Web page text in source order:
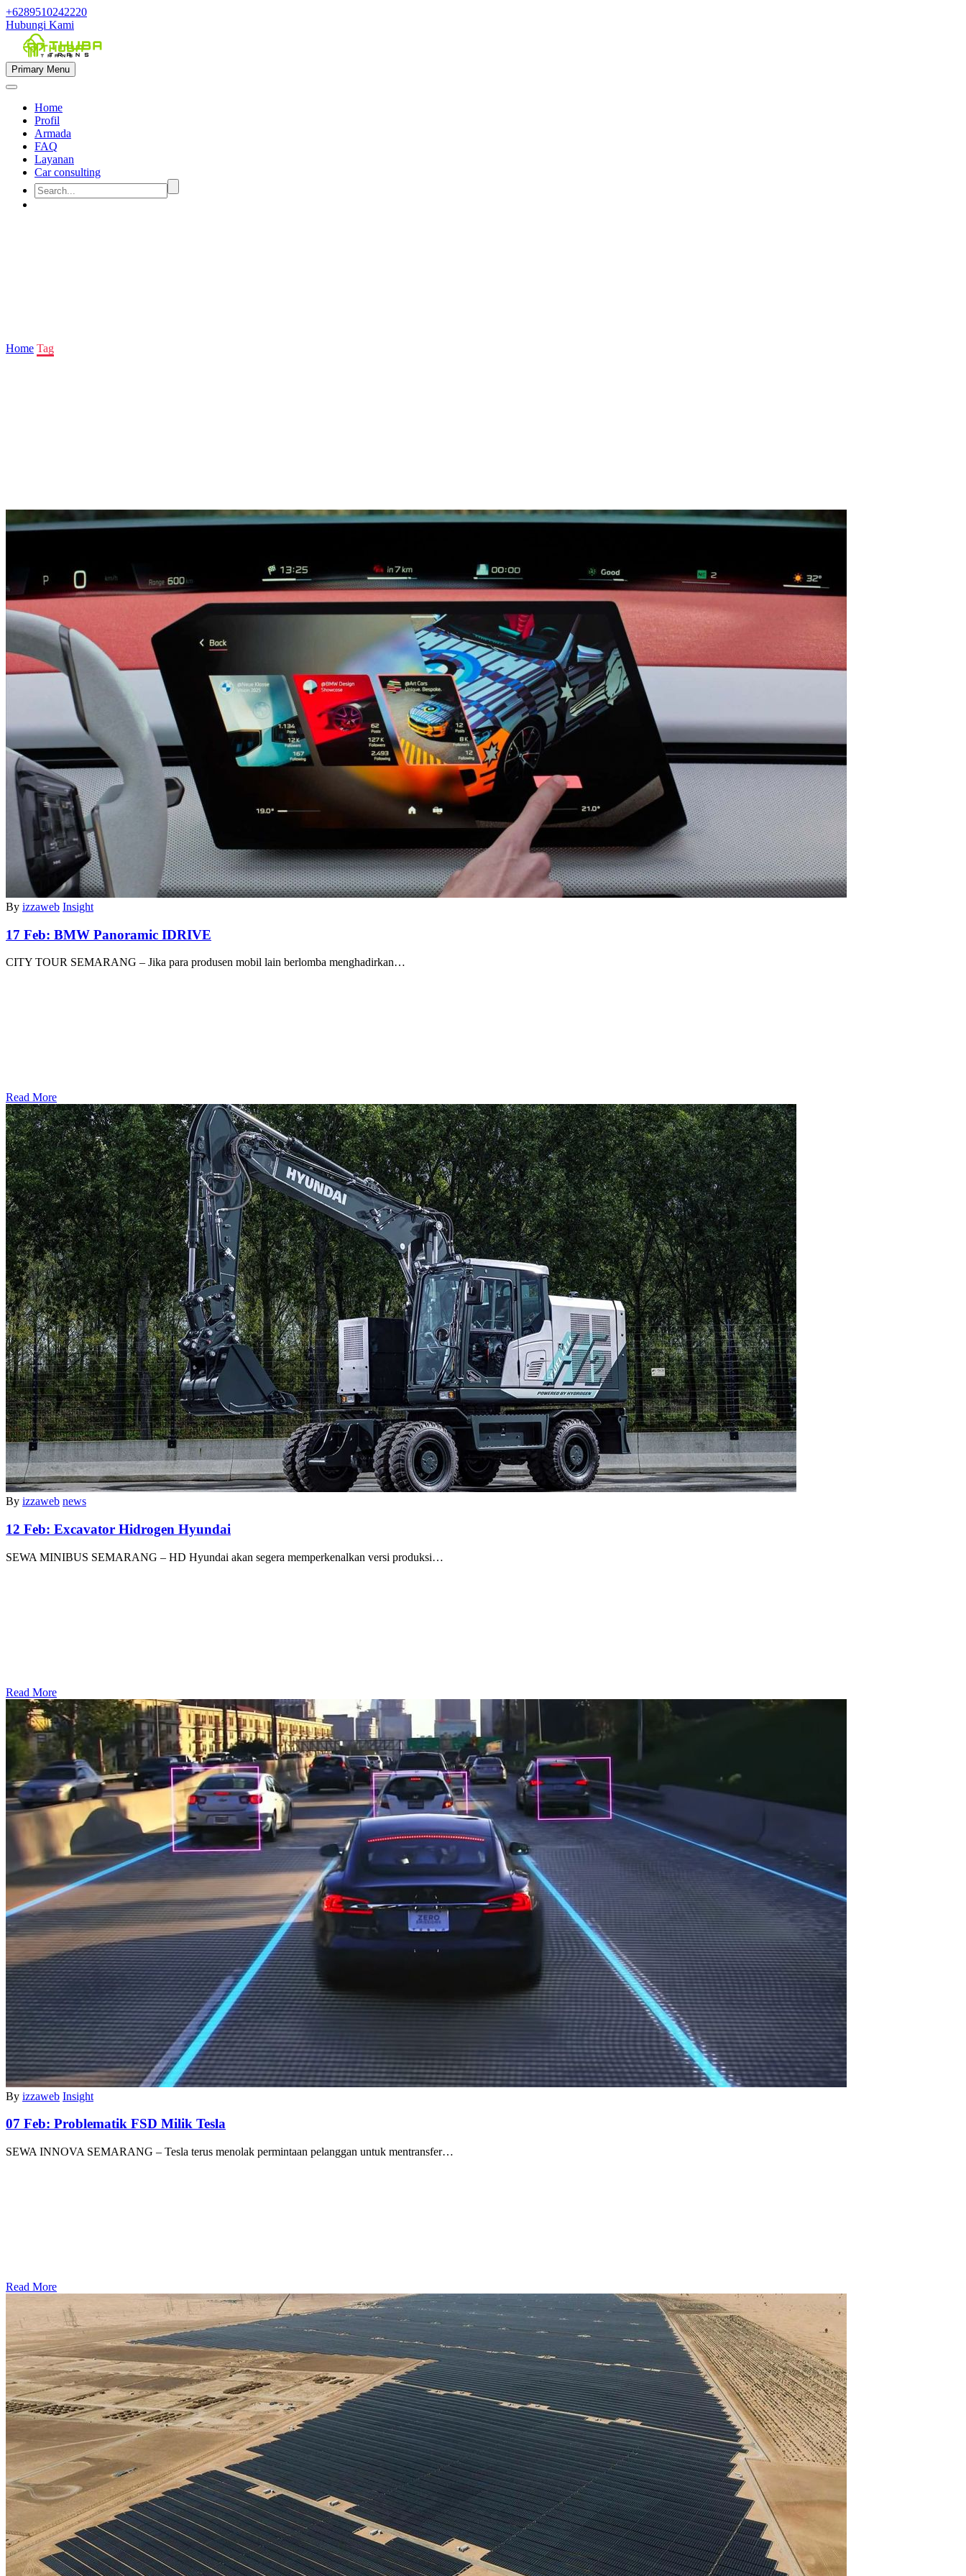
+6289510242220
Hubungi Kami
Primary Menu
Home
Profil
Armada
FAQ
Layanan
Car consulting
Home Tag
By izzaweb Insight
17 Feb: BMW Panoramic IDRIVE
CITY TOUR SEMARANG – Jika para produsen mobil lain berlomba menghadirkan…
Read More
By izzaweb news
12 Feb: Excavator Hidrogen Hyundai
SEWA MINIBUS SEMARANG – HD Hyundai akan segera memperkenalkan versi produksi…
Read More
By izzaweb Insight
07 Feb: Problematik FSD Milik Tesla
SEWA INNOVA SEMARANG – Tesla terus menolak permintaan pelanggan untuk mentransfer…
Read More